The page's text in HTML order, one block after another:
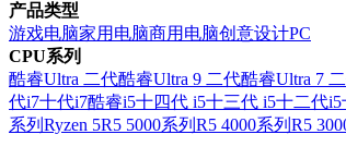
产品类型
游戏电脑家用电脑商用电脑创意设计PC
CPU系列
酷睿Ultra 二代酷睿Ultra 9 二代酷睿Ultra 7
代i7十代i7酷睿i5十四代 i5十三代 i5十二代i5
系列 Ryzen 5R5 5000系列 R5 4000系列 R5